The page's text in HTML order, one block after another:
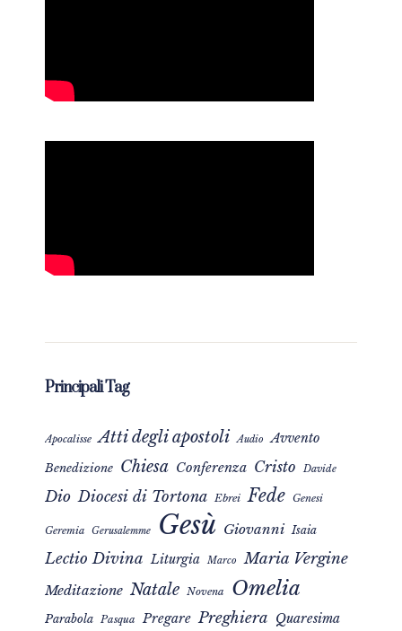
Principali Tag
Apocalisse Atti degli apostoli Audio Avvento
Benedizione Chiesa Conferenza Cristo Davide
Dio Diocesi di Tortona Ebrei Fede Genesi
Geremia Gerusalemme Gesù Giovanni Isaia
Lectio Divina Liturgia Marco Maria Vergine
Meditazione Natale Novena Omelia
Parabola Pasqua Pregare Preghiera Quaresima